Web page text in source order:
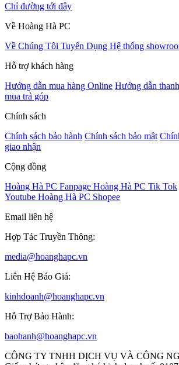
Chỉ đường tới đây
Về Hoàng Hà PC
Về Chúng Tôi Tuyển Dụng Hệ thống
Hỗ trợ khách hàng
Hướng dẫn mua hàng Online Hướng dẫn
mua trả góp
Chính sách
Chính sách bảo hành Chính sách bảo mật
giao nhận
Cộng đồng
Hoàng Hà PC Fanpage Hoàng Hà PC Tik Tok
Youtube Hoàng Hà PC Shopee
Email liên hệ
Hợp Tác Truyền Thông:
media@hoanghapc.vn
Liên Hệ Báo Giá:
kinhdoanh@hoanghapc.vn
Hỗ Trợ Bảo Hành:
baohanh@hoanghapc.vn
CÔNG TY TNHH DỊCH VỤ VÀ CÔNG